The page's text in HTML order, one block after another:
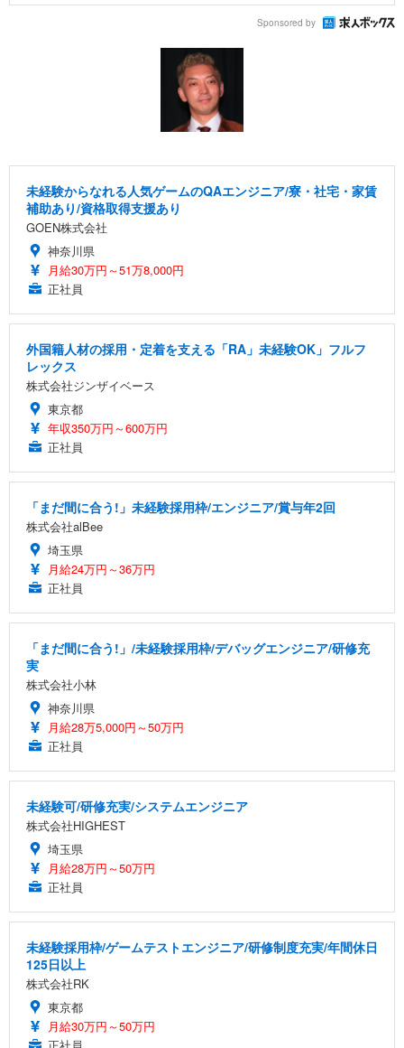
Sponsored by
未経験からなれる人気ゲームのQAエンジニア/寮・社宅・家賃
補助あり/資格取得支援あり
GOEN株式会社
神奈川県
月給30万円～51万8,000円
正社員
外国籍人材の採用・定着を支える「RA」未経験OK」フルフ
レックス
株式会社ジンザイベース
東京都
年収350万円～600万円
正社員
「まだ間に合う!」未経験採用枠/エンジニア/賞与年2回
株式会社alBee
埼玉県
月給24万円～36万円
正社員
「まだ間に合う!」/未経験採用枠/デバッグエンジニア/研修充
実
株式会社小林
神奈川県
月給28万5,000円～50万円
正社員
未経験可/研修充実/システムエンジニア
株式会社HIGHEST
埼玉県
月給28万円～50万円
正社員
未経験採用枠/ゲームテストエンジニア/研修制度充実/年間休日
125日以上
株式会社RK
東京都
月給30万円～50万円